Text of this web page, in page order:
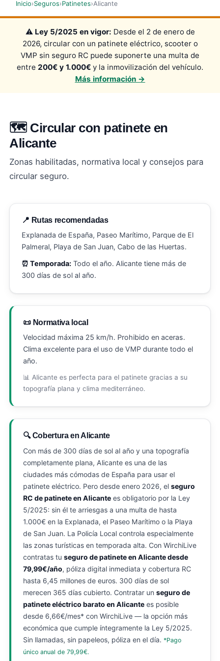
Inicio›Seguros›Patinetes›Alicante
⚠️ Ley 5/2025 en vigor: Desde el 2 de enero de
2026, circular con un patinete eléctrico, scooter o
VMP sin seguro RC puede suponerte una multa de
entre 200€ y 1.000€ y la inmovilización del vehículo.
Más información →
🗺️ Circular con patinete en
Alicante
Zonas habilitadas, normativa local y consejos para
circular seguro.
📍 Rutas recomendadas
Explanada de España, Paseo Marítimo, Parque de El
Palmeral, Playa de San Juan, Cabo de las Huertas.
⏰ Temporada: Todo el año. Alicante tiene más de
300 días de sol al año.
📜 Normativa local
Velocidad máxima 25 km/h. Prohibido en aceras.
Clima excelente para el uso de VMP durante todo el
año.
📊 Alicante es perfecta para el patinete gracias a su
topografía plana y clima mediterráneo.
🔍 Cobertura en Alicante
Con más de 300 días de sol al año y una topografía
completamente plana, Alicante es una de las
ciudades más cómodas de España para usar el
patinete eléctrico. Pero desde enero 2026, elseguro
RC de patinete en Alicante es obligatorio por la Ley
5/2025: sin él te arriesgas a una multa de hasta
1.000€ en la Explanada, el Paseo Marítimo o la Playa
de San Juan. La Policía Local controla especialmente
las zonas turísticas en temporada alta. Con WirchiLive
contratas tuseguro de patinete en Alicante desde
79,99€/año, póliza digital inmediata y cobertura RC
hasta 6,45 millones de euros. 300 días de sol
merecen 365 días cubierto. Contratar unseguro de
patinete eléctrico barato en Alicante es posible
desde 6,66€/mes* con WirchiLive — la opción más
económica que cumple íntegramente la Ley 5/2025.
Sin llamadas, sin papeleos, póliza en el día.*Pago
único anual de 79,99€.